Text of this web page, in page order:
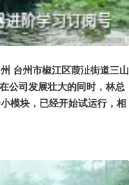
台州市椒江区葭沚街道三山
公司发展壮大的同时，林总
模块，已经开始试运行，相